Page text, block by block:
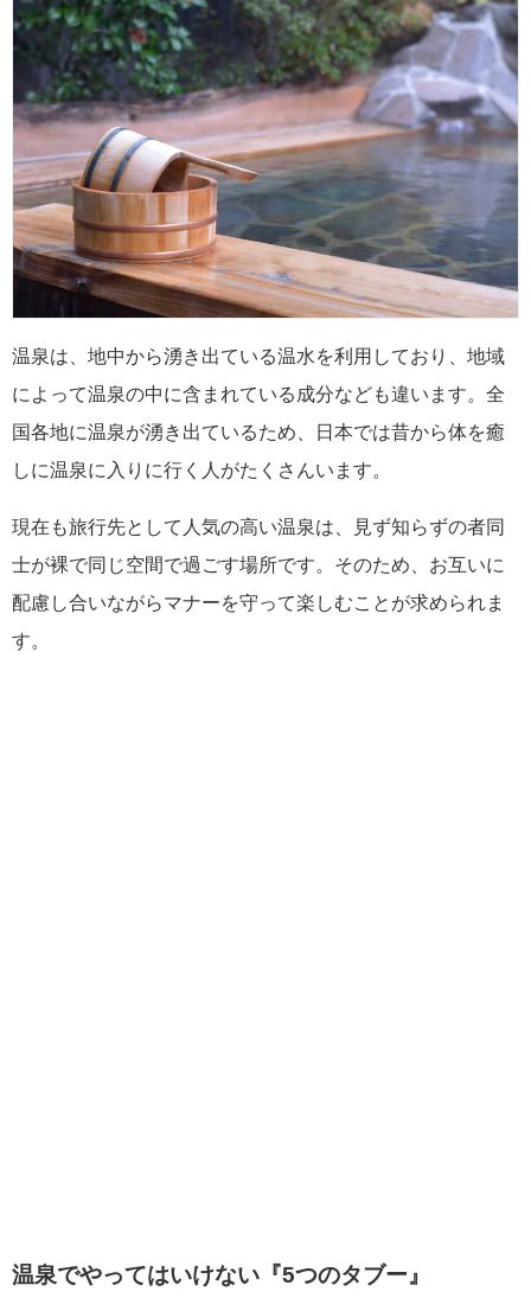
温泉は、地中から湧き出ている温水を利用しており、地域
によって温泉の中に含まれている成分なども違います。全
国各地に温泉が湧き出ているため、日本では昔から体を癒
しに温泉に入りに行く人がたくさんいます。
現在も旅行先として人気の高い温泉は、見ず知らずの者同
士が裸で同じ空間で過ごす場所です。そのため、お互いに
配慮し合いながらマナーを守って楽しむことが求められま
す。
温泉でやってはいけない『5つのタブー』